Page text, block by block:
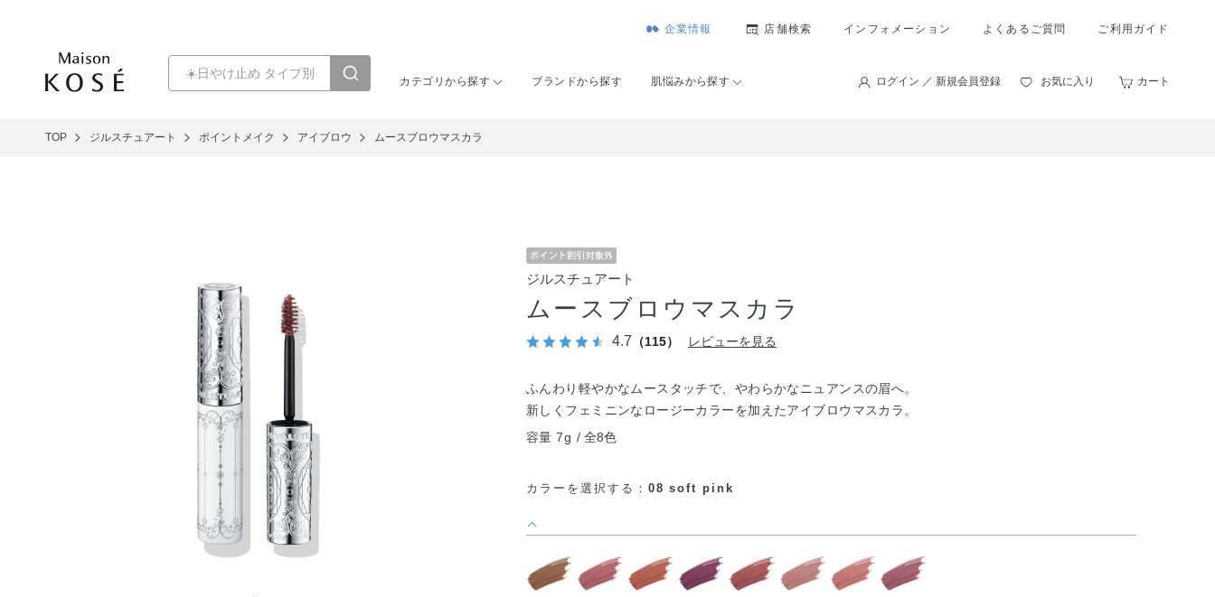
企業情報 店舗検索 インフォメーション よくあるご質問 ご利用ガイド
カテゴリから探す ブランドから探す 肌悩みから探す ログイン ／ 新規会員登録 お気に入り カート
TOP ジルスチュアート ポイントメイク アイブロウ ムースブロウマスカラ
ジルスチュアート
ムースブロウマスカラ
4.7 （115） レビューを見る
ふんわり軽やかなムースタッチで、やわらかなニュアンスの眉へ。
新しくフェミニンなロージーカラーを加えたアイブロウマスカラ。
容量 7g
全8色
カラーを選択する： 08 soft pink